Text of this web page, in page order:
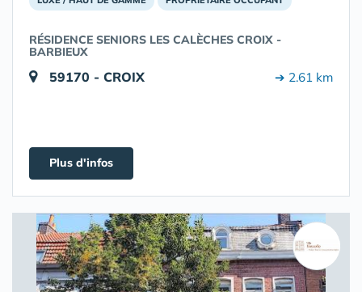
RÉSIDENCE SENIORS LES CALÈCHES CROIX -
BARBIEUX
59170 - CROIX ➔ 2.61 km
Plus d'infos